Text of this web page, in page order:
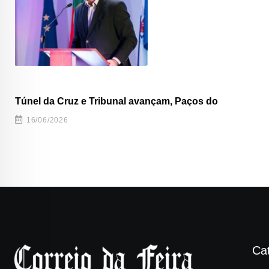
Túnel da Cruz e Tribunal avançam, Paços do
16/06/2026